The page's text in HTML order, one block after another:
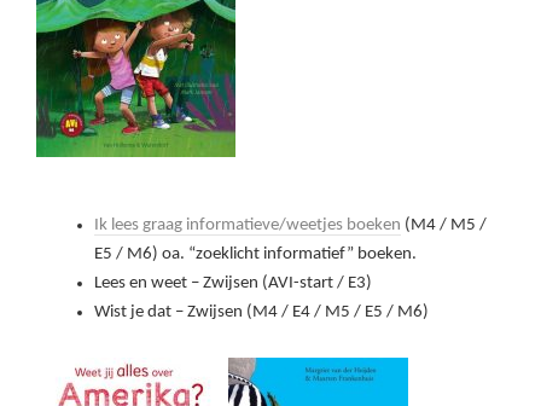
Ik lees graag informatieve/weetjes boeken (M4 / M5 /
E5 / M6) oa. “zoeklicht informatief” boeken.
Lees en weet – Zwijsen (AVI-start / E3)
Wist je dat – Zwijsen (M4 / E4 / M5 / E5 / M6)